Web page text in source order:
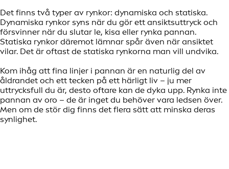
Det finns två typer av rynkor: dynamiska och statiska.
Dynamiska rynkor syns när du gör ett ansiktsuttryck och
försvinner när du slutar le, kisa eller rynka pannan.
Statiska rynkor däremot lämnar spår även när ansiktet
vilar. Det är oftast de statiska rynkorna man vill undvika.
Kom ihåg att fina linjer i pannan är en naturlig del av
åldrandet och ett tecken på ett härligt liv – ju mer
uttrycksfull du är, desto oftare kan de dyka upp. Rynka inte
pannan av oro – de är inget du behöver vara ledsen över.
Men om de stör dig finns det flera sätt att minska deras
synlighet.